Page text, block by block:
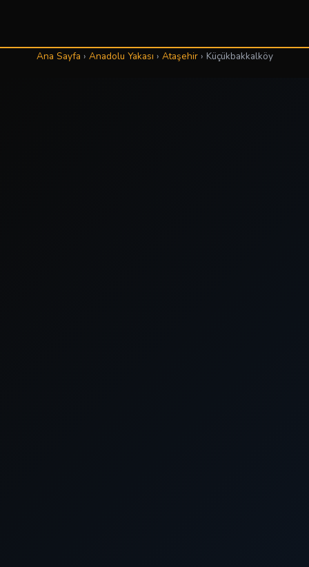
Ana Sayfa › Anadolu Yakası › Ataşehir› Küçükbakkalköy